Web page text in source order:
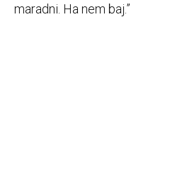
maradni. Ha nem baj.”